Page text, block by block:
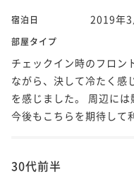
宿泊日 2019年3
部屋タイプ
チェックイン時のフロン
ながら、決して冷たく感
を感じました。 周辺には
今後もこちらを期待して
30代前半